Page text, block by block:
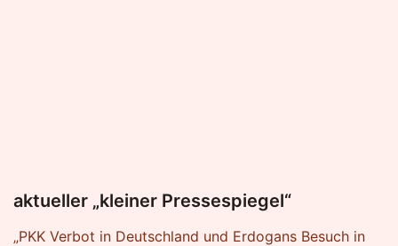
aktueller „kleiner Pressespiegel“
„PKK Verbot in Deutschland und Erdogans Besuch in